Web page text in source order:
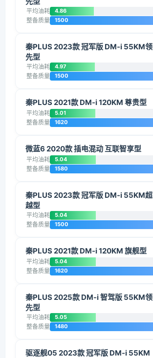
平均油耗 4.86
整备质量 1500
秦PLUS 2023款 冠军版 DM-i 55KM领
先型
平均油耗 4.97
整备质量 1500
秦PLUS 2021款 DM-i 120KM 尊贵型
平均油耗 5.01
整备质量 1620
微蓝6 2020款 插电混动 互联智享型
平均油耗 5.04
整备质量 1580
秦PLUS 2023款 冠军版 DM-i 55KM超
越型
平均油耗 5.04
整备质量 1500
秦PLUS 2021款 DM-i 120KM 旗舰型
平均油耗 5.04
整备质量 1620
秦PLUS 2025款 DM-i 智驾版 55KM领
先型
平均油耗 5.05
整备质量 1480
驱逐舰05 2023款 冠军版 DM-i 55KM